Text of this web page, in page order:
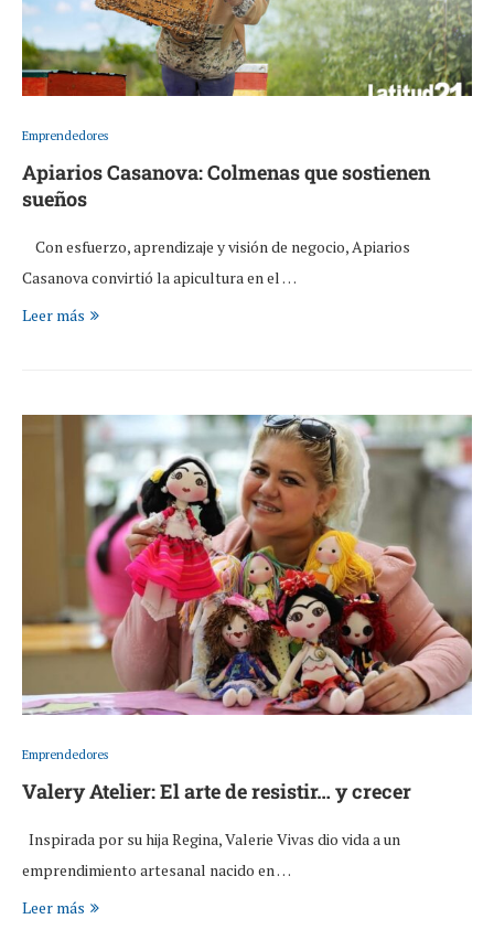
Emprendedores
Apiarios Casanova: Colmenas que sostienen
sueños
Con esfuerzo, aprendizaje y visión de negocio, Apiarios
Casanova convirtió la apicultura en el …
Leer más
Emprendedores
Valery Atelier: El arte de resistir… y crecer
Inspirada por su hija Regina, Valerie Vivas dio vida a un
emprendimiento artesanal nacido en …
Leer más